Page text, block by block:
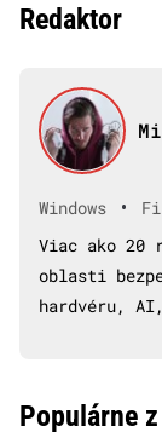
Redaktor
Windows •
Viac ako 20
oblasti
hardvéru,
Populárne